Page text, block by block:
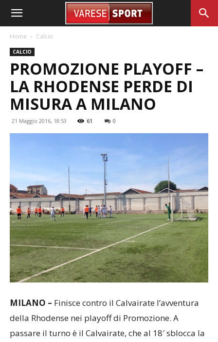
Home Calcio
CALCIO
PROMOZIONE PLAYOFF –
LA RHODENSE PERDE DI
MISURA A MILANO
21 Maggio 2016, 18:53 61 0
MILANO – Finisce contro il Calvairate l’avventura
della Rhodense nei playoff di Promozione. A
passare il turno è il Calvairate, che al 18′ sblocca la